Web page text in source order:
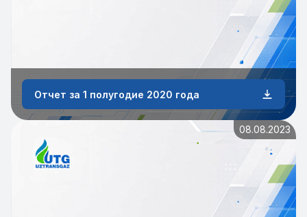
Отчет за 1 полугодие 2020 года
08.08.2023